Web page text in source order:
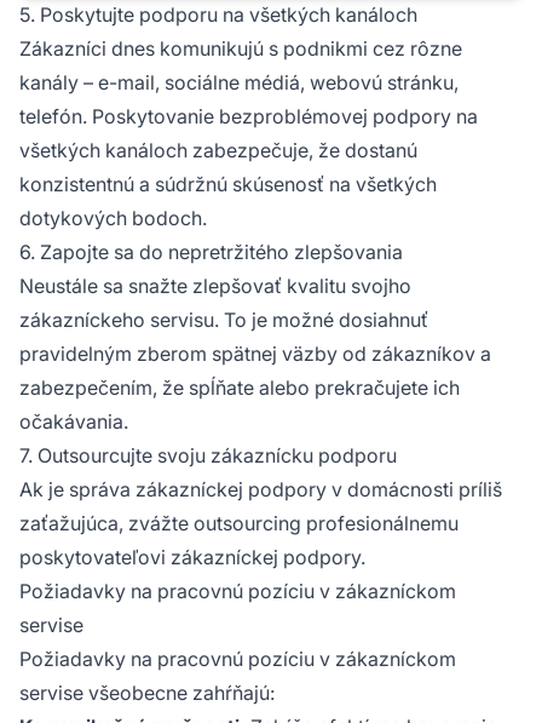
5. Poskytujte podporu na všetkých kanáloch
Zákazníci dnes komunikujú s podnikmi cez rôzne
kanály – e-mail, sociálne médiá, webovú stránku,
telefón. Poskytovanie bezproblémovej podpory na
všetkých kanáloch zabezpečuje, že dostanú
konzistentnú a súdržnú skúsenosť na všetkých
dotykových bodoch.
6. Zapojte sa do nepretržitého zlepšovania
Neustále sa snažte zlepšovať kvalitu svojho
zákazníckeho servisu. To je možné dosiahnuť
pravidelným zberom spätnej väzby od zákazníkov a
zabezpečením, že spĺňate alebo prekračujete ich
očakávania.
7. Outsourcujte svoju zákaznícku podporu
Ak je správa zákazníckej podpory v domácnosti príliš
zaťažujúca, zvážte outsourcing profesionálnemu
poskytovateľovi zákazníckej podpory.
Požiadavky na pracovnú pozíciu v zákazníckom
servise
Požiadavky na pracovnú pozíciu v zákazníckom
servise všeobecne zahŕňajú: